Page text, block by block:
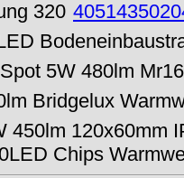
320
5W 480lm
Bridgelux
450lm 120x60mm
Chips